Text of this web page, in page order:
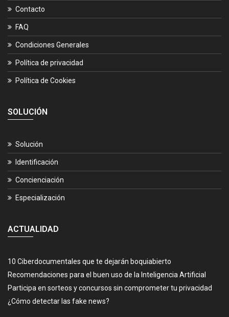
Contacto
FAQ
Condiciones Generales
Política de privacidad
Política de Cookies
SOLUCIÓN
Solución
Identificación
Concienciación
Especialización
ACTUALIDAD
10 Ciberdocumentales que te dejarán boquiabierto
Recomendaciones para el buen uso de la Inteligencia Artificial
Participa en sorteos y concursos sin comprometer tu privacidad
¿Cómo detectar las fake news?